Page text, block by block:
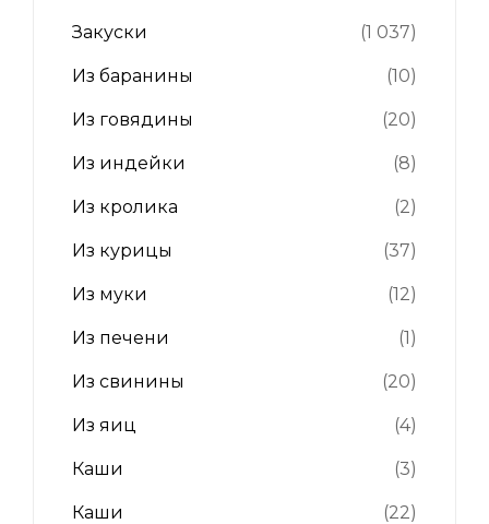
Закуски (1 037)
Из баранины (10)
Из говядины (20)
Из индейки (8)
Из кролика (2)
Из курицы (37)
Из муки (12)
Из печени (1)
Из свинины (20)
Из яиц (4)
Каши (3)
Каши (22)